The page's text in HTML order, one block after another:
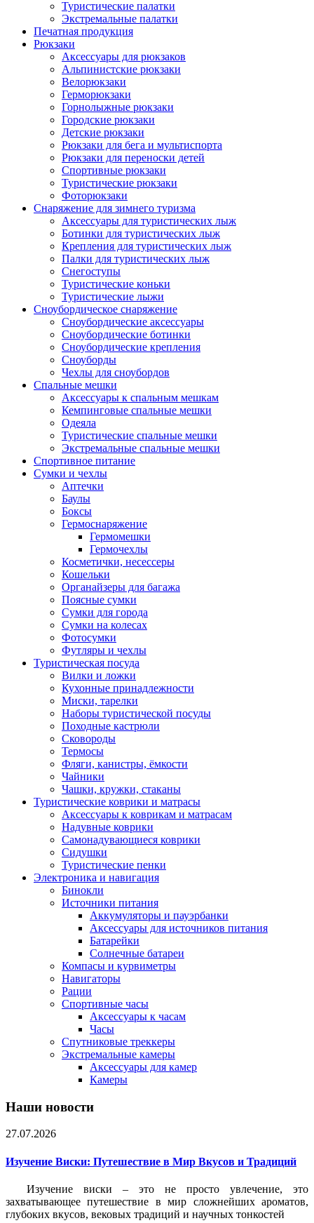
Туристические палатки
Экстремальные палатки
Печатная продукция
Рюкзаки
Аксессуары для рюкзаков
Альпинистские рюкзаки
Велорюкзаки
Герморюкзаки
Горнолыжные рюкзаки
Городские рюкзаки
Детские рюкзаки
Рюкзаки для бега и мультиспорта
Рюкзаки для переноски детей
Спортивные рюкзаки
Туристические рюкзаки
Фоторюкзаки
Снаряжение для зимнего туризма
Аксессуары для туристических лыж
Ботинки для туристических лыж
Крепления для туристических лыж
Палки для туристических лыж
Снегоступы
Туристические коньки
Туристические лыжи
Сноубордическое снаряжение
Сноубордические аксессуары
Сноубордические ботинки
Сноубордические крепления
Сноуборды
Чехлы для сноубордов
Спальные мешки
Аксессуары к спальным мешкам
Кемпинговые спальные мешки
Одеяла
Туристические спальные мешки
Экстремальные спальные мешки
Спортивное питание
Сумки и чехлы
Аптечки
Баулы
Боксы
Гермоснаряжение
Гермомешки
Гермочехлы
Косметички, несессеры
Кошельки
Органайзеры для багажа
Поясные сумки
Сумки для города
Сумки на колесах
Фотосумки
Футляры и чехлы
Туристическая посуда
Вилки и ложки
Кухонные принадлежности
Миски, тарелки
Наборы туристической посуды
Походные кастрюли
Сковороды
Термосы
Фляги, канистры, ёмкости
Чайники
Чашки, кружки, стаканы
Туристические коврики и матрасы
Аксессуары к коврикам и матрасам
Надувные коврики
Самонадувающиеся коврики
Сидушки
Туристические пенки
Электроника и навигация
Бинокли
Источники питания
Аккумуляторы и пауэрбанки
Аксессуары для источников питания
Батарейки
Солнечные батареи
Компасы и курвиметры
Навигаторы
Рации
Спортивные часы
Аксессуары к часам
Часы
Спутниковые треккеры
Экстремальные камеры
Аксессуары для камер
Камеры
Наши новости
27.07.2026
Изучение Виски: Путешествие в Мир Вкусов и Традиций
Изучение виски – это не просто увлечение, это
захватывающее путешествие в мир сложнейших ароматов,
глубоких вкусов, вековых традиций и научных тонкостей